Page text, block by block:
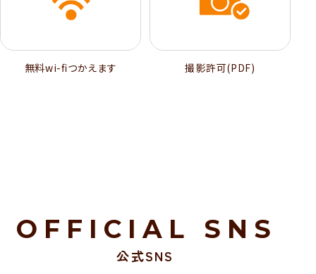
無料wi-ﬁつかえます 撮影許可(PDF)
OFFICIAL SNS
公式SNS